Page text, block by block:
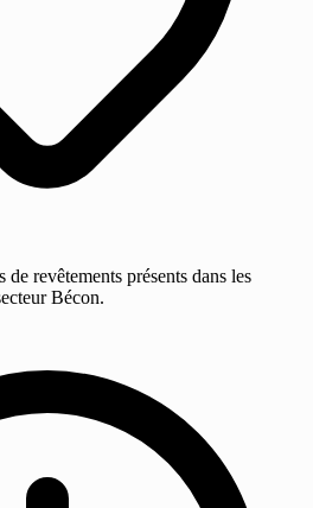
revêtements présents dans les
Bécon.